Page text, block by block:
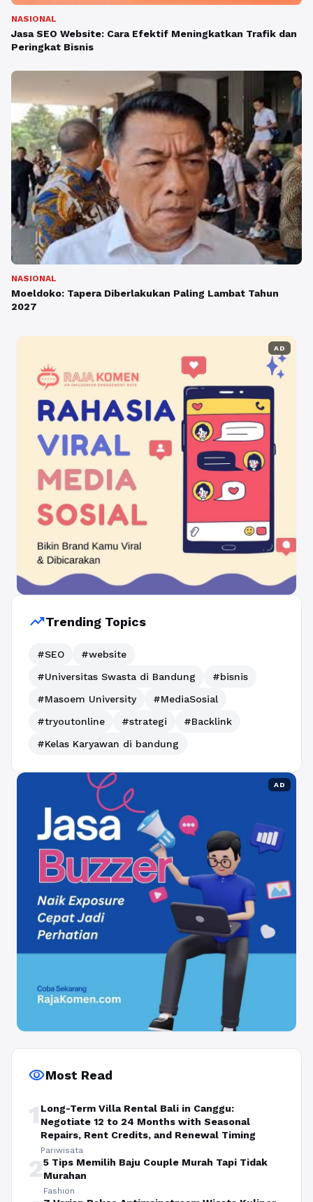
NASIONAL
Jasa SEO Website: Cara Efektif Meningkatkan Trafik dan
Peringkat Bisnis
NASIONAL
Moeldoko: Tapera Diberlakukan Paling Lambat Tahun
2027
AD
trending_upTrending Topics
#SEO
#website
#Universitas Swasta di Bandung
#bisnis
#Masoem University
#MediaSosial
#tryoutonline
#strategi
#Backlink
#Kelas Karyawan di bandung
AD
visibilityMost Read
1 Long-Term Villa Rental Bali in Canggu:
Negotiate 12 to 24 Months with Seasonal
Repairs, Rent Credits, and Renewal Timing
Pariwisata
25 Tips Memilih Baju Couple Murah Tapi Tidak
Murahan
Fashion